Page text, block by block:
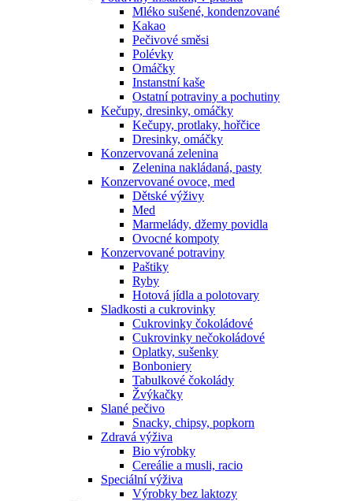
Mléko sušené, kondenzované
Kakao
Pečivové směsi
Polévky
Omáčky
Instanstní kaše
Ostatní potraviny a pochutiny
Kečupy, dresinky, omáčky
Kečupy, protlaky, hořčice
Dresinky, omáčky
Konzervovaná zelenina
Zelenina nakládaná, pasty
Konzervované ovoce, med
Dětské výživy
Med
Marmelády, džemy povidla
Ovocné kompoty
Konzervované potraviny
Paštiky
Ryby
Hotová jídla a polotovary
Sladkosti a cukrovinky
Cukrovinky čokoládové
Cukrovinky nečokoládové
Oplatky, sušenky
Bonboniery
Tabulkové čokolády
Žvýkačky
Slané pečivo
Snacky, chipsy, popkorn
Zdravá výživa
Bio výrobky
Cereálie a musli, racio
Speciální výživa
Výrobky bez laktozy